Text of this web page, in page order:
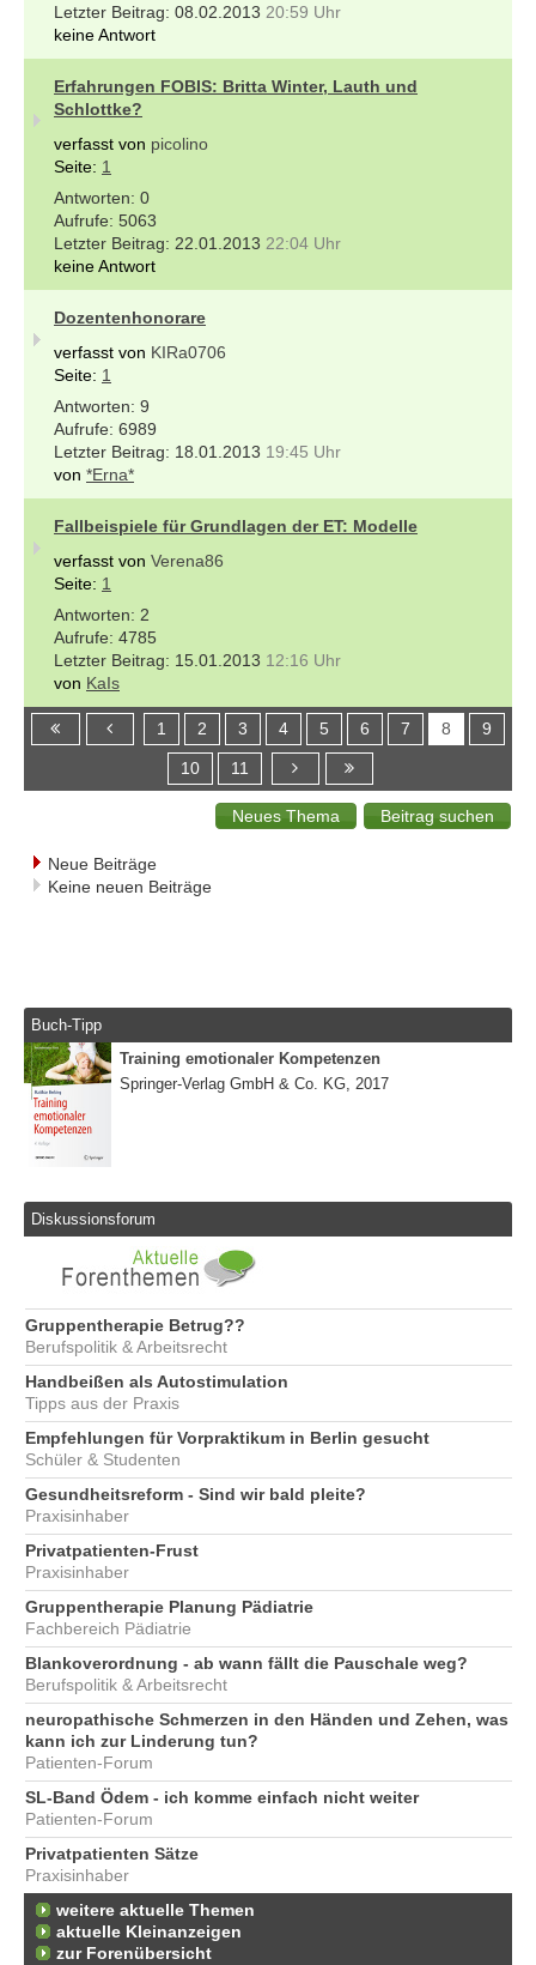
08.02.2013 20:59 Uhr
keine Antwort
Erfahrungen FOBIS: Britta Winter, Lauth und
Schlottke?
verfasst von picolino
Seite: 1
0
5063
22.01.2013 22:04 Uhr
keine Antwort
Dozentenhonorare
verfasst von KIRa0706
Seite: 1
9
6989
18.01.2013 19:45 Uhr
von *Erna*
Fallbeispiele für Grundlagen der ET: Modelle
verfasst von Verena86
Seite: 1
2
4785
15.01.2013 12:16 Uhr
von KaIs
1 2 3 4 5 6 7 8 9
10 11
Neue Beiträge
Keine neuen Beiträge
Buch-Tipp
Training emotionaler Kompetenzen
Springer-Verlag GmbH & Co. KG, 2017
Diskussionsforum
Gruppentherapie Betrug??
Berufspolitik & Arbeitsrecht
Handbeißen als Autostimulation
Tipps aus der Praxis
Empfehlungen für Vorpraktikum in Berlin gesucht
Schüler & Studenten
Gesundheitsreform - Sind wir bald pleite?
Praxisinhaber
Privatpatienten-Frust
Praxisinhaber
Gruppentherapie Planung Pädiatrie
Fachbereich Pädiatrie
Blankoverordnung - ab wann fällt die Pauschale weg?
Berufspolitik & Arbeitsrecht
neuropathische Schmerzen in den Händen und Zehen, was
kann ich zur Linderung tun?
Patienten-Forum
SL-Band Ödem - ich komme einfach nicht weiter
Patienten-Forum
Privatpatienten Sätze
Praxisinhaber
weitere aktuelle Themen
aktuelle Kleinanzeigen
zur Forenübersicht